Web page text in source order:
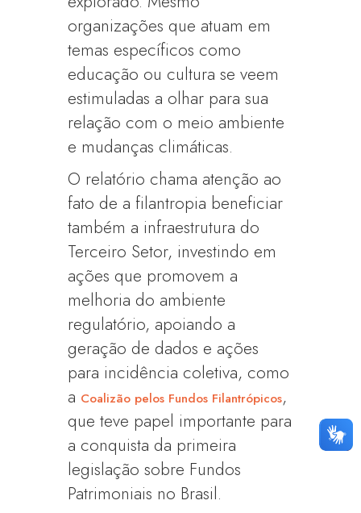
organizações que atuam em
temas específicos como
educação ou cultura se veem
estimuladas a olhar para sua
relação com o meio ambiente
e mudanças climáticas.
O relatório chama atenção ao
fato de a filantropia beneficiar
também a infraestrutura do
Terceiro Setor, investindo em
ações que promovem a
melhoria do ambiente
regulatório, apoiando a
geração de dados e ações
para incidência coletiva, como
a Coalizão pelos Fundos Filantrópicos,
que teve papel importante para
a conquista da primeira
legislação sobre Fundos
Patrimoniais no Brasil.